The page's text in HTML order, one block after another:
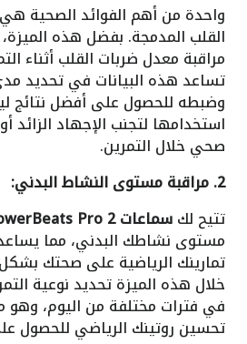
واحدة من أهم الفوائد الصحية
القلب المدمجة. بفضل هذه
مراقبة معدل ضربات القلب أثناء
تساعد هذه البيانات في تحديد
وضبطه للحصول على أفضل نتائج
استخدامها لتجنب الإجهاد الزائد
صحي خلال التمرين.
2. مراقبة مستوى النشاط البدني:
تتيح لكسماعات Beats PowerBeats Pro 2
مستوى نشاطك البدني، مما
تمارينك الرياضية على صحتك
خلال هذه الميزة تحديد نوعية
في فترات مختلفة من اليوم،
تحسين روتينك الرياضي للحصول